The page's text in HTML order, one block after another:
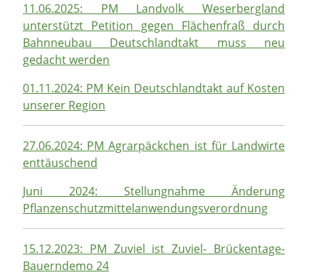
11.06.2025: PM Landvolk Weserbergland
unterstützt Petition gegen Flächenfraß durch
Bahnneubau Deutschlandtakt muss neu
gedacht werden
01.11.2024: PM Kein Deutschlandtakt auf Kosten
unserer Region
27.06.2024: PM Agrarpäckchen ist für Landwirte
enttäuschend
Juni 2024: Stellungnahme Änderung
Pflanzenschutzmittelanwendungsverordnung
15.12.2023: PM Zuviel ist Zuviel- Brückentage-
Bauerndemo 24